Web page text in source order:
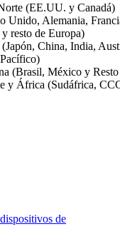
(EE.UU. y Canadá)
Unido, Alemania,
resto de Europa)
China, India,
(Brasil, México y
y África (Sudáfrica,
de